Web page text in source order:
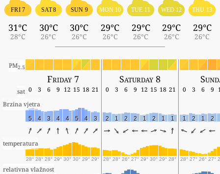
FRI 7
31°C
28°C
SAT 8
30°C
26°C
SUN 9
30°C
26°C
MON 10
29°C
26°C
TUE 11
29°C
26°C
WED 12
29°C
26°C
THU 13
29°C
26°C
PM2.5
Friday 7 Saturday 8
sat 0 3 6 9 12 15 18 21 0 3 6 9 12 15 18 21 0 3 6 9
Brzina vjetra
5 4 3 4 4 5 4 3 2 1 2 2 1 2 1 1 1 2 1 2
temperatura
28° 28° 28° 29° 30° 30° 29° 29° 28° 28° 26° 27° 29° 30° 29° 28° 28° 27° 26° 27°
relativna vlažnost